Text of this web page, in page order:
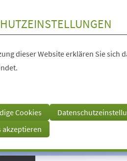
dieser Website erklären Sie sich
Cookies
akzeptieren